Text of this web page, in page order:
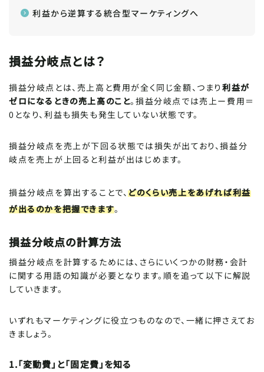
利益から逆算する統合型マーケティングへ
損益分岐点とは？
損益分岐点とは、売上高と費用が全く同じ金額、つまり 利益が
ゼロになるときの売上高のこと。損益分岐点では売上ー費用＝
0となり、利益も損失も発生していない状態です。
損益分岐点を売上が下回る状態では損失が出ており、損益分
岐点を売上が上回ると利益が出はじめます。
損益分岐点を算出することで、どのくらい売上をあげれば利益
が出るのかを把握できます。
損益分岐点の計算方法
損益分岐点を計算するためには、さらにいくつかの財務・会計
に関する用語の知識が必要となります。順を追って以下に解説
していきます。
いずれもマーケティングに役立つものなので、一緒に押さえてお
きましょう。
1.「変動費」と「固定費」を知る